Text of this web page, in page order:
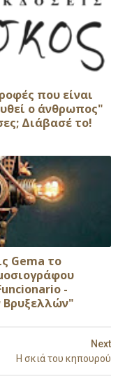
που είναι
ο άνθρωπος"
Διάβασέ το!
Gema το
-
Βρυξελλών"
Next
Η σκιά του κηπουρού